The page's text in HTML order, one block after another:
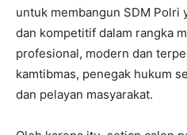
untuk membangun SDM Polri
dan kompetitif dalam rangka
profesional, modern dan
kamtibmas, penegak hukum
dan pelayan masyarakat.